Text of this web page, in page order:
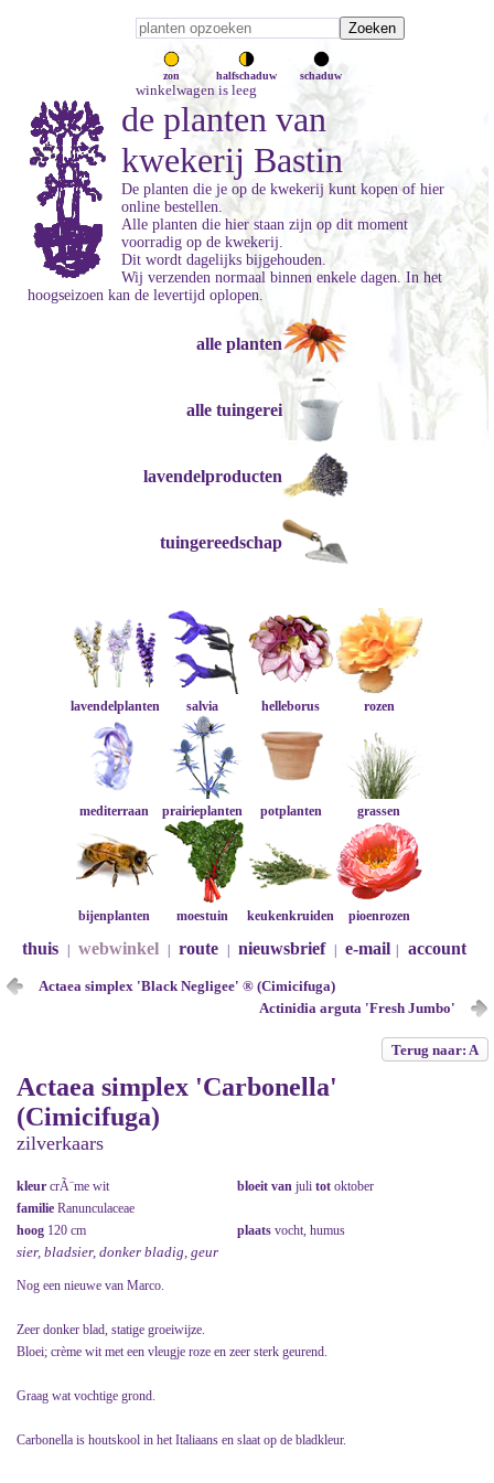
zon halfschaduw schaduw
winkelwagen is leeg
de planten van
kwekerij Bastin
De planten die je op de kwekerij kunt kopen of hier
online bestellen.
Alle planten die hier staan zijn op dit moment
voorradig op de kwekerij.
Dit wordt dagelijks bijgehouden.
Wij verzenden normaal binnen enkele dagen. In het
hoogseizoen kan de levertijd oplopen.
alle planten
alle tuingerei
lavendelproducten
tuingereedschap
lavendelplanten salvia helleborus rozen
mediterraan prairieplanten potplanten grassen
bijenplanten moestuin keukenkruiden pioenrozen
thuis webwinkel route nieuwsbrief e-mail account
Actaea simplex 'Black Negligee' ® (Cimicifuga)
Actinidia arguta 'Fresh Jumbo'
Terug naar: A
Actaea simplex 'Carbonella'
(Cimicifuga)
zilverkaars
kleur crÃ¨me wit bloeit van juli tot oktober
familie Ranunculaceae
hoog 120 cm plaats vocht, humus
sier, bladsier, donker bladig, geur
Nog een nieuwe van Marco.
Zeer donker blad, statige groeiwijze.
Bloei; crème wit met een vleugje roze en zeer sterk geurend.
Graag wat vochtige grond.
Carbonella is houtskool in het Italiaans en slaat op de bladkleur.